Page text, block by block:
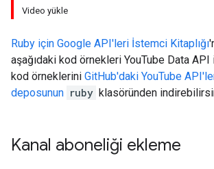
Video yükle
Ruby için Google API'leri İstemci Kitaplığı
aşağıdaki kod örnekleri YouTube Data API
kod örneklerini GitHub'daki YouTube
deposunun ruby klasöründen
Kanal aboneliği ekleme